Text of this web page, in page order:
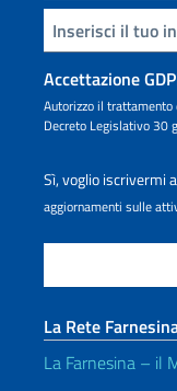
Inserisci la tua email
Accettazione
Autorizzo il trattamento
Decreto Legislativo 30
Sì, voglio iscrivermi
aggiornamenti sulle
La Rete
La Farnesina – il